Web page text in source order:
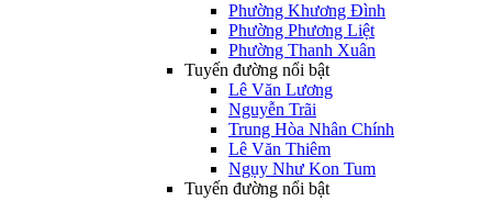
Phường Khương Đình
Phường Phương Liệt
Phường Thanh Xuân
Tuyến đường nổi bật
Lê Văn Lương
Nguyễn Trãi
Trung Hòa Nhân Chính
Lê Văn Thiêm
Ngụy Như Kon Tum
Tuyến đường nổi bật